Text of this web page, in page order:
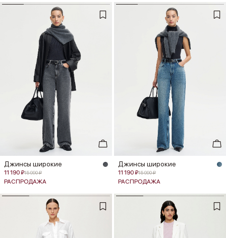
Джинсы широкие
11 190 ₽15 990 ₽
РАСПРОДАЖА
Джинсы широкие
11 190 ₽15 990 ₽
РАСПРОДАЖА